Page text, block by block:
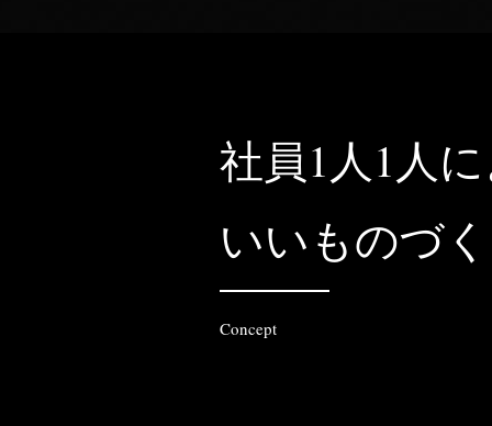
社員1人1人
いいものづ
Concept